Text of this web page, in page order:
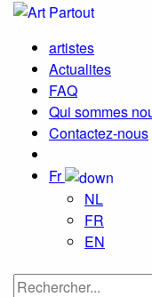
artistes
Actualites
FAQ
Qui sommes
Contactez-nous
Fr
NL
FR
EN